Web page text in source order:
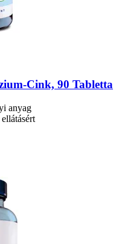
​Cink, 90 Tabletta
anyag